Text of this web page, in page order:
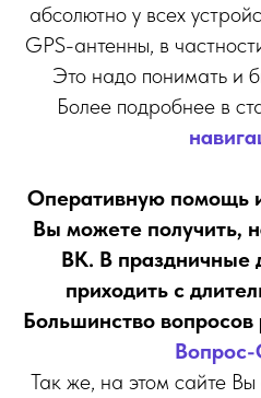
абсолютно у всех
GPS-антенны, в
Это надо понимать и
Более подробнее в
Оперативную помощь
Вы можете получить,
ВК. В праздничные
приходить с
Большинство вопросов
Вопрос-
Так же, на этом сайте